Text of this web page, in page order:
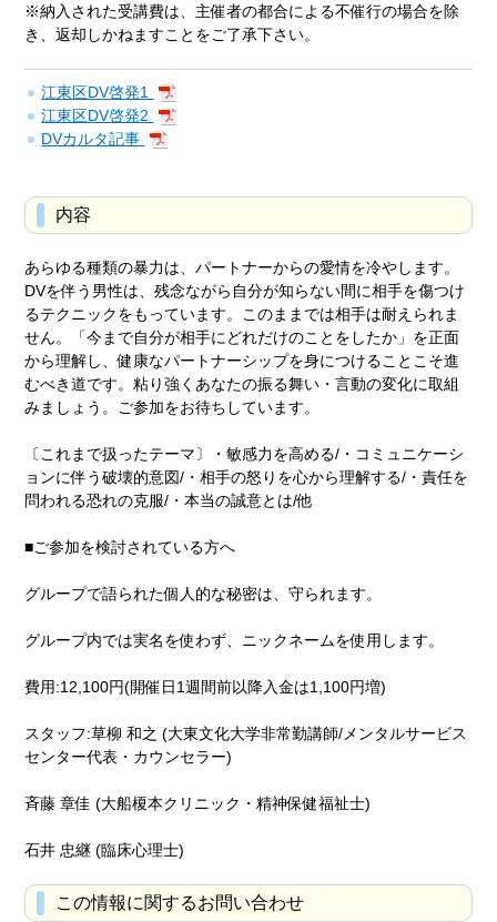
※納入された受講費は、主催者の都合による不催行の場合を除
き、返却しかねますことをご了承下さい。
江東区DV啓発1
江東区DV啓発2
DVカルタ記事
内容
あらゆる種類の暴力は、パートナーからの愛情を冷やします。
DVを伴う男性は、残念ながら自分が知らない間に相手を傷つけ
るテクニックをもっています。このままでは相手は耐えられま
せん。「今まで自分が相手にどれだけのことをしたか」を正面
から理解し、健康なパートナーシップを身につけることこそ進
むべき道です。粘り強くあなたの振る舞い・言動の変化に取組
みましょう。ご参加をお待ちしています。
〔これまで扱ったテーマ〕・敏感力を高める/・コミュニケーシ
ョンに伴う破壊的意図/・相手の怒りを心から理解する/・責任を
問われる恐れの克服/・本当の誠意とは/他
■ご参加を検討されている方へ
グループで語られた個人的な秘密は、守られます。
グループ内では実名を使わず、ニックネームを使用します。
費用:12,100円(開催日1週間前以降入金は1,100円増)
スタッフ:草柳 和之 (大東文化大学非常勤講師/メンタルサービス
センター代表・カウンセラー)
斉藤 章佳 (大船榎本クリニック・精神保健福祉士)
石井 忠継 (臨床心理士)
この情報に関するお問い合わせ